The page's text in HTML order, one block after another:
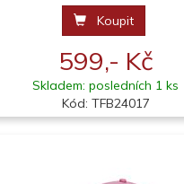
Koupit
599,- Kč
Skladem: posledních 1 ks
Kód: TFB24017